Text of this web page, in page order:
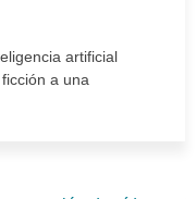
artificial
a una